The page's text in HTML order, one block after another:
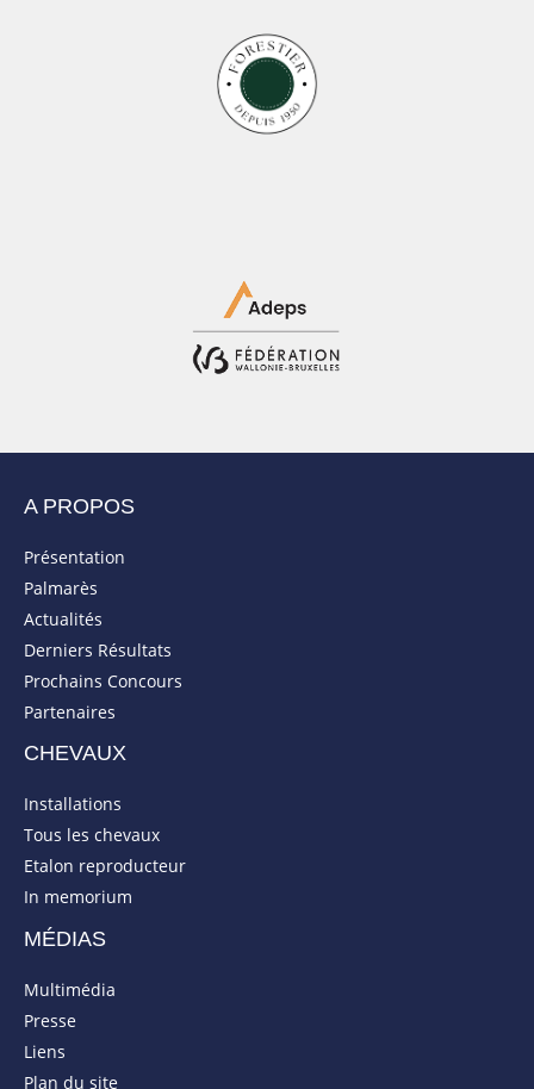
A PROPOS
Présentation
Palmarès
Actualités
Derniers Résultats
Prochains Concours
Partenaires
CHEVAUX
Installations
Tous les chevaux
Etalon reproducteur
In memorium
MÉDIAS
Multimédia
Presse
Liens
Plan du site